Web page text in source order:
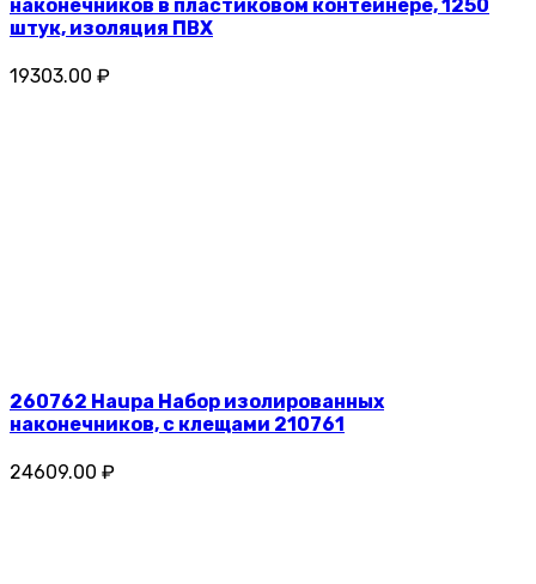
наконечников в пластиковом контейнере, 1250
штук, изоляция ПВХ
19303.00 ₽
260762 Haupa Набор изолированных
наконечников, с клещами 210761
24609.00 ₽